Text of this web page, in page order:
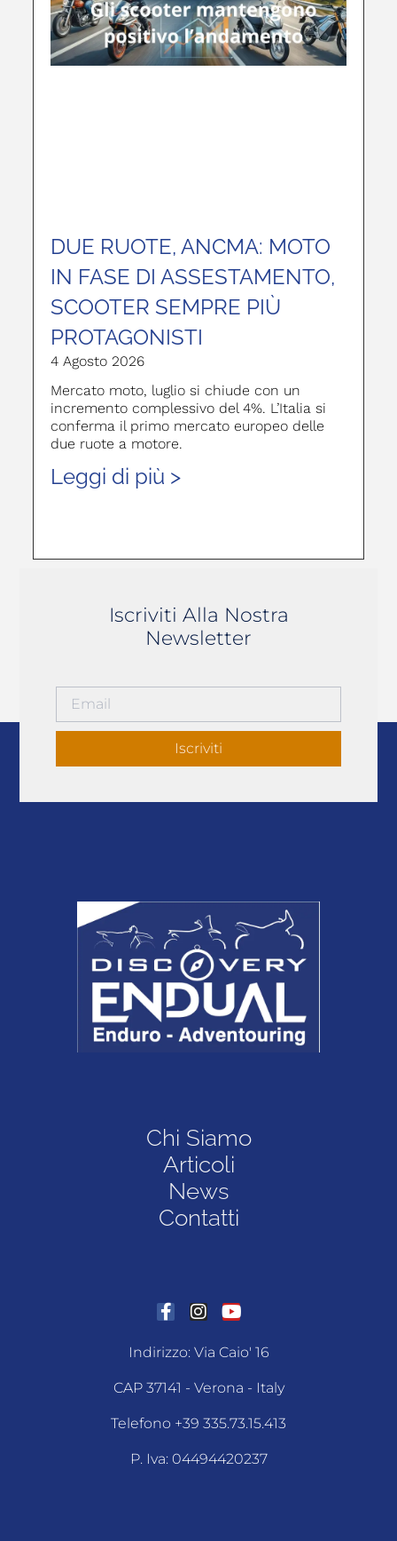
DUE RUOTE, ANCMA: MOTO
IN FASE DI ASSESTAMENTO,
SCOOTER SEMPRE PIÙ
PROTAGONISTI
4 Agosto 2026
Mercato moto, luglio si chiude con un
incremento complessivo del 4%. L’Italia si
conferma il primo mercato europeo delle
due ruote a motore.
Leggi di più >
Iscriviti Alla Nostra
Newsletter
Iscriviti
Chi Siamo
Articoli
News
Contatti
Indirizzo: Via Caio' 16
CAP 37141 - Verona - Italy
Telefono +39 335.73.15.413
P. Iva: 04494420237